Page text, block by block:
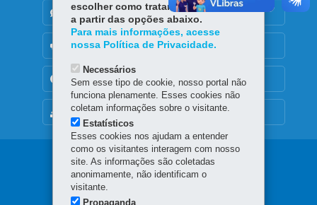
MAPA DO SITE
DENUNCIE CORRUPÇÃO
OUVIDORIA
TRANSPARÊNCIA INSTITUCIONAL
Navegação
principal
escolher como tratamos os cookies
a partir das opções abaixo.
Para mais informações, acesse
nossa Política de Privacidade.
Necessários
Sem esse tipo de cookie, nosso portal não
funciona plenamente. Esses cookies não
coletam informações sobre o visitante.
Estatísticos
Esses cookies nos ajudam a entender
como os visitantes interagem com nosso
site. As informações são coletadas
anonimamente, não identificam o
visitante.
Propaganda